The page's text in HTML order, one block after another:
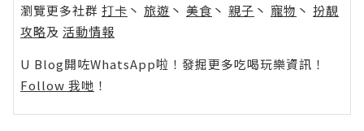
瀏覽更多社群 打卡 丶 旅遊 丶 美食 丶 親子 丶 寵物 丶 扮靚
攻略及 活動情報
U Blog開咗WhatsApp啦！發掘更多吃喝玩樂資訊！
Follow 我哋 ！